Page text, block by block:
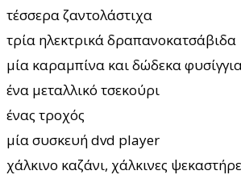
τέσσερα ζαντολάστιχα
τρία ηλεκτρικά δραπανοκατσάβιδα
μία καραμπίνα και δώδεκα
ένα μεταλλικό τσεκούρι
ένας τροχός
μία συσκευή dvd player
χάλκινο καζάνι, χάλκινες